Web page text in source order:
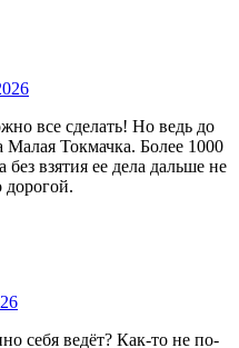
все сделать! Но ведь до
Малая Токмачка. Более 1000
взятия ее дела дальше не
дорогой.
себя ведёт? Как-то не по-